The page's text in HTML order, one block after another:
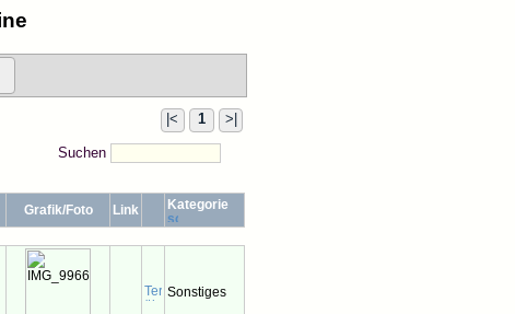
|< 1 >|
Suchen
Grafik/Foto Link Kategorie
Sonstiges